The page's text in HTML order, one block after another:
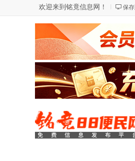
欢迎来到铭竟信息网！ 保